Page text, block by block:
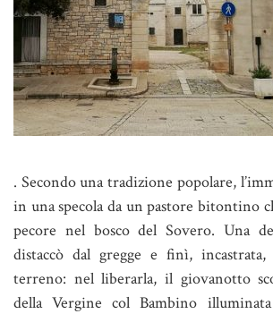
. Secondo una tradizione popolare,
in una specola da un pastore bitontino
pecore nel bosco del Sovero. Una
distaccò dal gregge e finì,
terreno: nel liberarla, il giovanotto
della Vergine col Bambino